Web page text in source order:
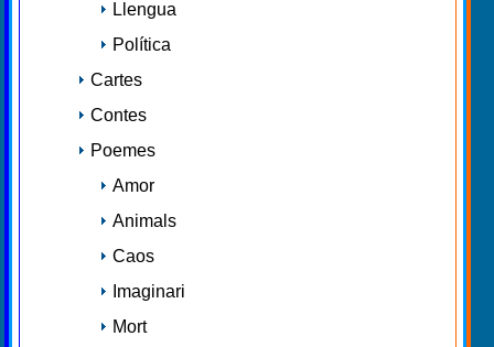
Llengua
Política
Cartes
Contes
Poemes
Amor
Animals
Caos
Imaginari
Mort